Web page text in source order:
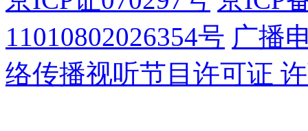
11010802026354号 广播
络传播视听节目许可证